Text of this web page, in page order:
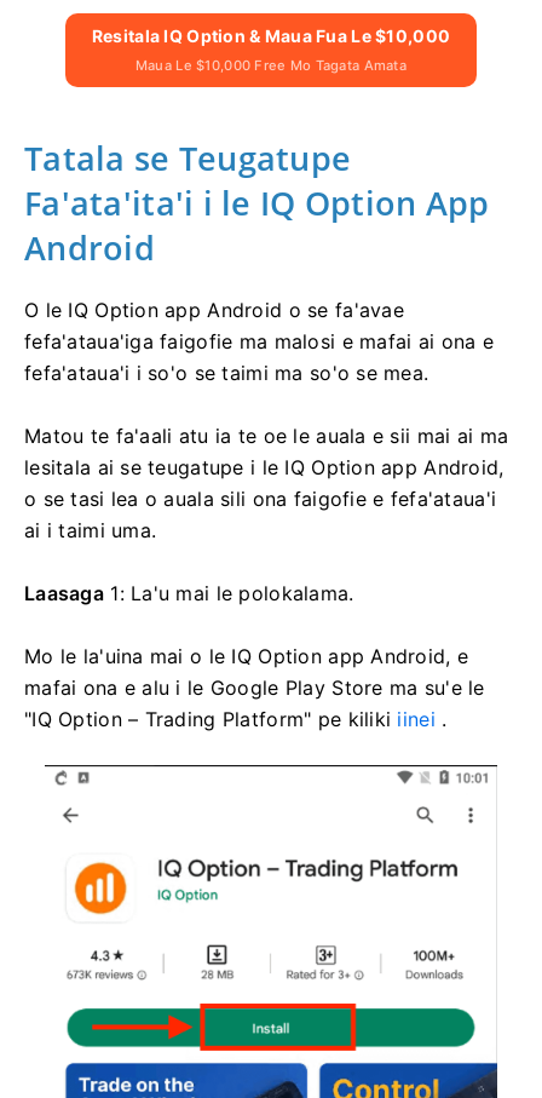
Resitala IQ Option & Maua Fua Le $10,000
Maua Le $10,000 Free Mo Tagata Amata
Tatala se Teugatupe
Fa'ata'ita'i i le IQ Option App
Android
O le IQ Option app Android o se fa'avae
fefa'ataua'iga faigofie ma malosi e mafai ai ona e
fefa'ataua'i i so'o se taimi ma so'o se mea.
Matou te fa'aali atu ia te oe le auala e sii mai ai ma
lesitala ai se teugatupe i le IQ Option app Android,
o se tasi lea o auala sili ona faigofie e fefa'ataua'i
ai i taimi uma.
Laasaga1: La'u mai le polokalama.
Mo le la'uina mai o le IQ Option app Android, e
mafai ona e alu i le Google Play Store ma su'e le
"IQ Option – Trading Platform" pe kiliki iinei .